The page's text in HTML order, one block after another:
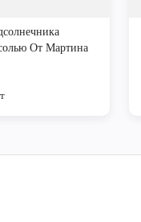
От Мартина